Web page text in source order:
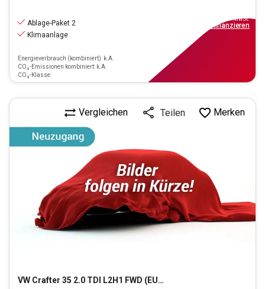
Ablage-Paket 2
Klimaanlage
Energieverbrauch (kombiniert): k.A.
CO₂-Emissionen kombiniert: k.A.
CO₂-Klasse:
inkl.MwSt.
finanzieren
VW Crafter 35 2.0 TDI L2H1 FWD (EURO 6d)
Vergleichen Teilen Merken